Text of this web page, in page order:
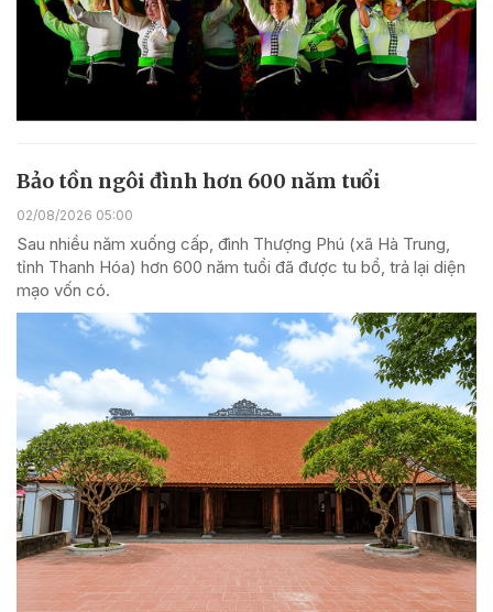
Bảo tồn ngôi đình hơn 600 năm tuổi
02/08/2026 05:00
Sau nhiều năm xuống cấp, đình Thượng Phú (xã Hà Trung,
tỉnh Thanh Hóa) hơn 600 năm tuổi đã được tu bổ, trả lại diện
mạo vốn có.